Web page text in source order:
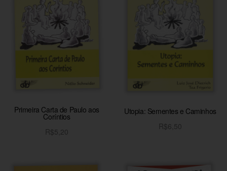
Primeira Carta de Paulo aos
Coríntios
R$5,20
Utopia: Sementes e Caminhos
R$6,50